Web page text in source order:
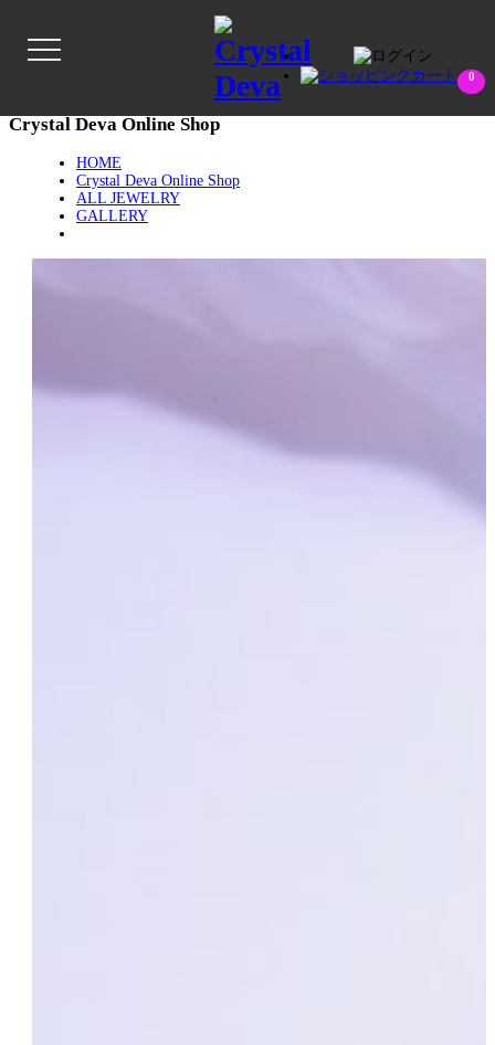
0
Crystal Deva Online Shop
HOME
Crystal Deva Online Shop
ALL JEWELRY
GALLERY